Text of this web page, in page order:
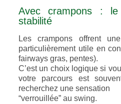
Avec crampons :
stabilité
Les crampons offrent
particulièrement utile en
fairways gras, pentes).
C’est un choix logique si
votre parcours est
recherchez une sensation
“verrouillée” au swing.